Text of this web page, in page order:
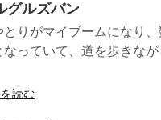
グルズバン
とりがマイブームになり
なっていて、道を歩きな
読む